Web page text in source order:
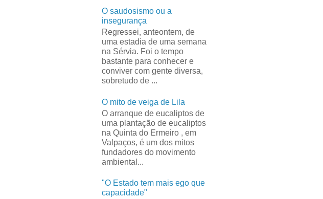
O saudosismo ou a
insegurança
Regressei, anteontem, de
uma estadia de uma semana
na Sérvia. Foi o tempo
bastante para conhecer e
conviver com gente diversa,
sobretudo de ...
O mito de veiga de Lila
O arranque de eucaliptos de
uma plantação de eucaliptos
na Quinta do Ermeiro , em
Valpaços, é um dos mitos
fundadores do movimento
ambiental...
"O Estado tem mais ego que
capacidade"